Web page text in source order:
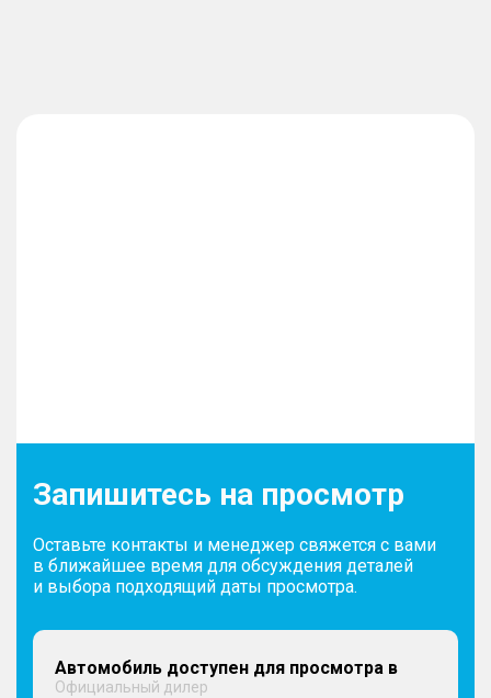
Запишитесь на просмотр
Оставьте контакты и менеджер свяжется с вами
в ближайшее время для обсуждения деталей
и выбора подходящий даты просмотра.
Автомобиль доступен для просмотра в
Официальный дилер